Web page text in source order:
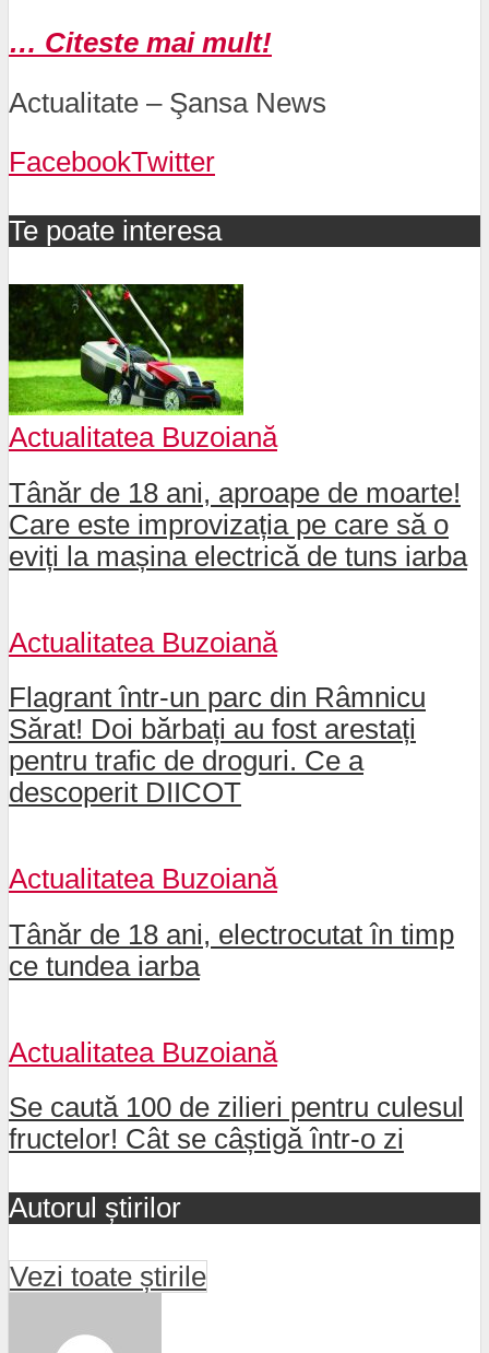
… Citeste mai mult!
Actualitate – Şansa News
FacebookTwitter
Te poate interesa
Actualitatea Buzoiană
Tânăr de 18 ani, aproape de moarte!
Care este improvizația pe care să o
eviți la mașina electrică de tuns iarba
Actualitatea Buzoiană
Flagrant într-un parc din Râmnicu
Sărat! Doi bărbați au fost arestați
pentru trafic de droguri. Ce a
descoperit DIICOT
Actualitatea Buzoiană
Tânăr de 18 ani, electrocutat în timp
ce tundea iarba
Actualitatea Buzoiană
Se caută 100 de zilieri pentru culesul
fructelor! Cât se câștigă într-o zi
Autorul știrilor
Vezi toate știrile